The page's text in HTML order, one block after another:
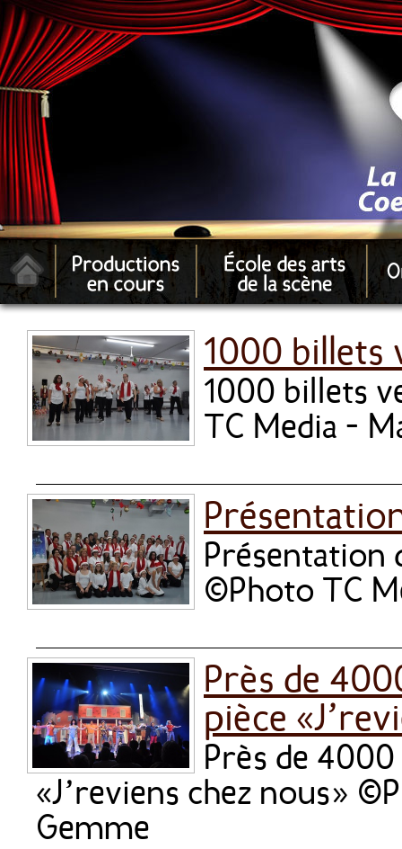
1000 billets
1000 billets
TC Media -
Présentation
©Photo TC
Près de
pièce
Près de
«J’reviens chez nous»
Gemme